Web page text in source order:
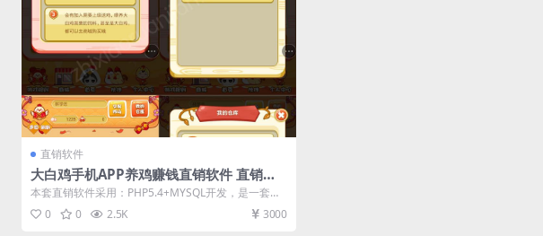
直销软件
大白鸡手机APP养鸡赚钱直销软件 直销系
统 直销管理软件
本套直销软件采用：PHP5.4+MYSQL开发，是一套大
白鸡手机APP养鸡赚钱直...
0 0 2.5K 3000